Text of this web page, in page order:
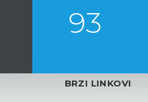
93
BRZI LINKOVI